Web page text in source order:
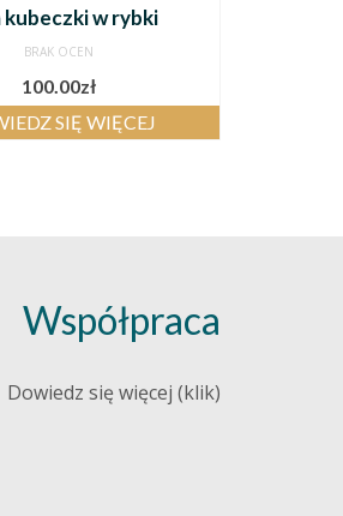
kubeczki w rybki
BRAK OCEN
100.00zł
SIĘ WIĘCEJ
Współpraca
Dowiedz się więcej (klik)